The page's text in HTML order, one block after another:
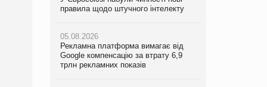
правила щодо штучного інтелекту
05.08.2026
Рекламна платформа вимагає від
Google компенсацію за втрату 6,9
трлн рекламних показів
правила щодо штучного інтелекту
05.08.2026
Рекламна платформа вимагає від
Google компенсацію за втрату 6,9
трлн рекламних показів
правила щодо штучного інтелекту
05.08.2026
Рекламна платформа вимагає від
Google компенсацію за втрату 6,9
трлн рекламних показів